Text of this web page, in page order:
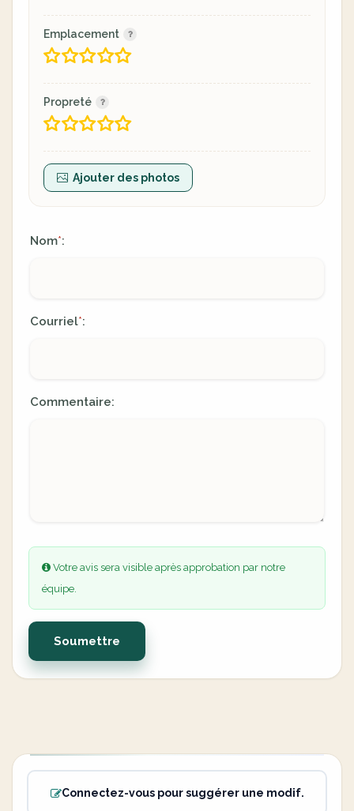
Emplacement
Propreté
Ajouter des photos
Nom*:
Courriel*:
Commentaire:
Votre avis sera visible après approbation par notre
équipe.
Soumettre
Connectez-vous pour suggérer une modif.